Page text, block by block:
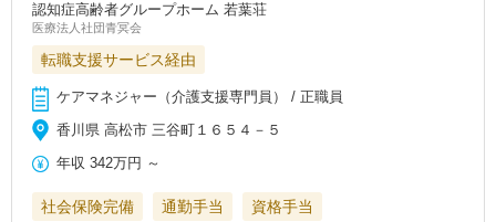
認知症高齢者グループホーム 若葉荘
医療法人社団青冥会
転職支援サービス経由
ケアマネジャー（介護支援専門員） / 正職員
香川県 高松市 三谷町１６５４－５
年収 342万円 ～
社会保険完備 通勤手当
資格手当